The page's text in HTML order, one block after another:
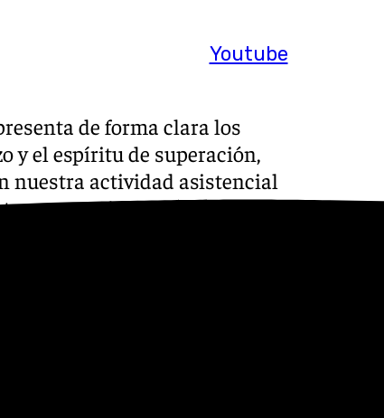
Youtube
de forma clara los
y el espíritu de superación,
nuestra actividad asistencial
estrategia de apoyo al deporte,
hábito de vida saludable»,
la continuidad del acuerdo